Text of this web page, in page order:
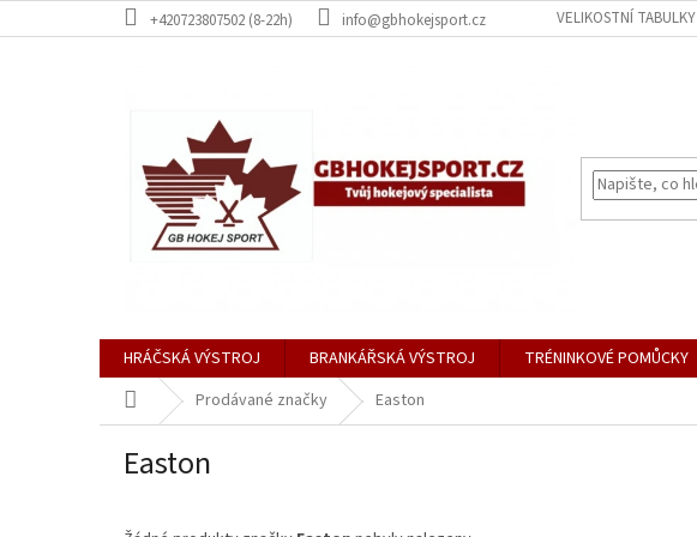
na
+420723807502 (8-22h) info@gbhokejsport.cz VELIKOSTNÍ TABULKY
HRÁČSKÁ VÝSTROJ BRANKÁŘSKÁ VÝSTROJ TRÉNINKOVÉ POMŮCKY
Domů Prodávané značky Easton
Easton